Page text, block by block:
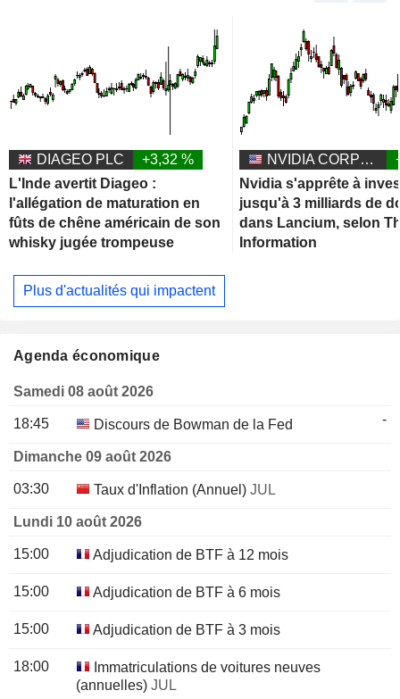
DIAGEO PLC
+3,32 %
L'Inde avertit Diageo :
l'allégation de maturation en
fûts de chêne américain de son
whisky jugée trompeuse
NVIDIA CORPORATION
Nvidia s'apprête à
jusqu'à 3 milliards de
dans Lancium, selon
Information
Plus d'actualités qui impactent
Agenda économique
Samedi 08 août 2026
18:45 Discours de Bowman de la Fed -
Dimanche 09 août 2026
03:30 Taux d'Inflation (Annuel) JUL
Lundi 10 août 2026
15:00 Adjudication de BTF à 12 mois
15:00 Adjudication de BTF à 6 mois
15:00 Adjudication de BTF à 3 mois
18:00
Immatriculations de voitures neuves
(annuelles) JUL